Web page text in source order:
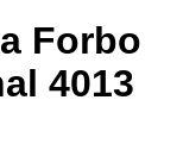
Forbo
4013